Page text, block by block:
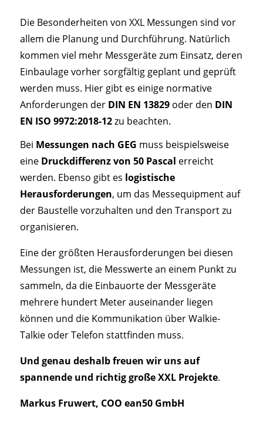
Die Besonderheiten von XXL Messungen sind vor
allem die Planung und Durchführung. Natürlich
kommen viel mehr Messgeräte zum Einsatz, deren
Einbaulage vorher sorgfältig geplant und geprüft
werden muss. Hier gibt es einige normative
Anforderungen der DIN EN 13829oder den DIN
EN ISO 9972:2018-12zu beachten.
Bei Messungen nach GEG muss beispielsweise
eine Druckdifferenz von 50 Pascal erreicht
werden. Ebenso gibt es logistische
Herausforderungen, um das Messequipment auf
der Baustelle vorzuhalten und den Transport zu
organisieren.
Eine der größten Herausforderungen bei diesen
Messungen ist, die Messwerte an einem Punkt zu
sammeln, da die Einbauorte der Messgeräte
mehrere hundert Meter auseinander liegen
können und die Kommunikation über Walkie-
Talkie oder Telefon stattfinden muss.
Und genau deshalb freuen wir uns auf
spannende und richtig große XXL Projekte.
Markus Fruwert, COO ean50 GmbH